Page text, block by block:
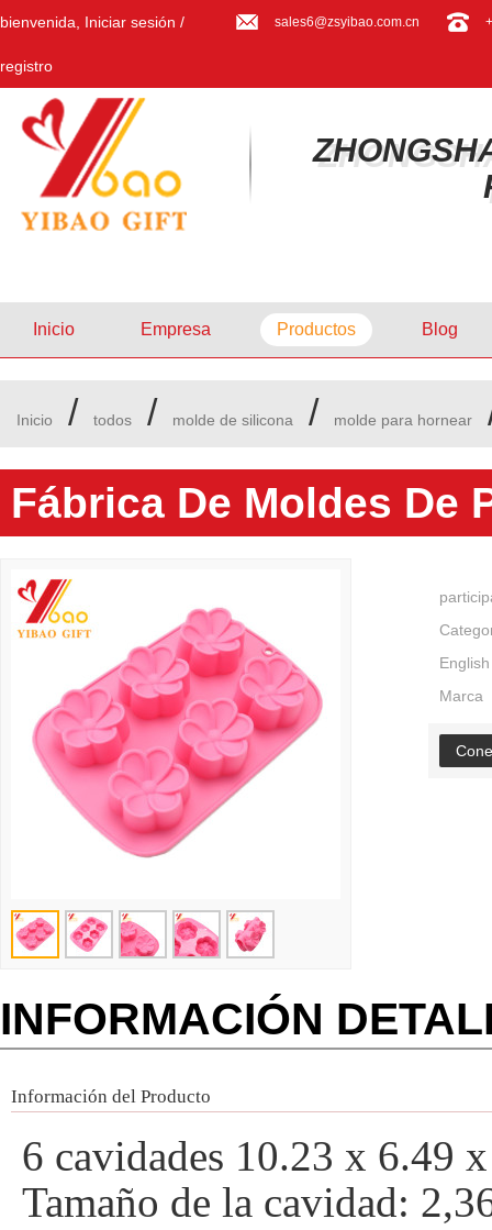
bienvenida, Iniciar sesión /
registro
sales6@zsyibao.com.cn
Inicio Empresa Productos Blog
Inicio / todos / molde de silicona / molde para hornear
Fábrica De Moldes De
Marca
INFORMACIÓN
Información del Producto
6 cavidades 10.23 x 6.49
Tamaño de la cavidad: